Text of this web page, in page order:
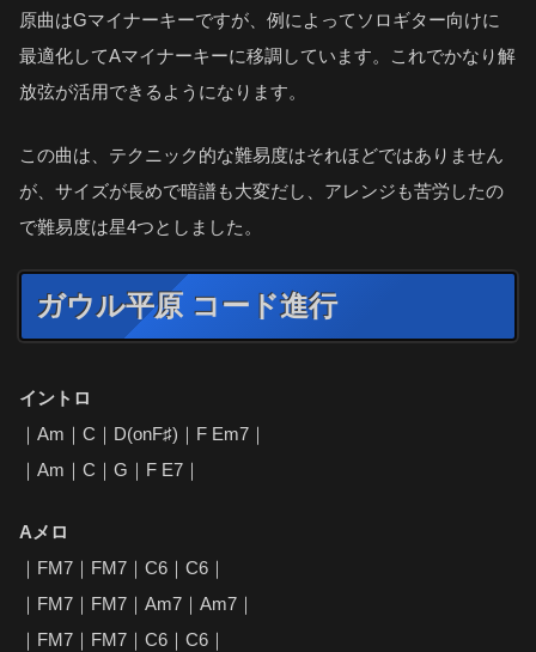
原曲はGマイナーキーですが、例によってソロギター向けに
最適化してAマイナーキーに移調しています。これでかなり解
放弦が活用できるようになります。
この曲は、テクニック的な難易度はそれほどではありません
が、サイズが長めで暗譜も大変だし、アレンジも苦労したの
で難易度は星4つとしました。
ガウル平原 コード進行
イントロ
｜Am｜C｜D(onF♯)｜F Em7｜
｜Am｜C｜G｜F E7｜
Aメロ
｜FM7｜FM7｜C6｜C6｜
｜FM7｜FM7｜Am7｜Am7｜
｜FM7｜FM7｜C6｜C6｜